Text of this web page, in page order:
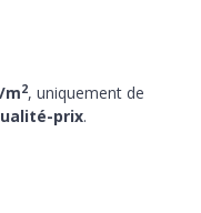
m2, uniquement de
prix.